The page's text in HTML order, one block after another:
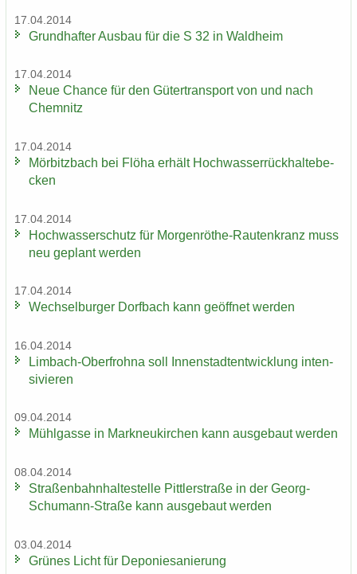
17.04.2014
Grund­haf­ter Aus­bau für die S 32 in Wald­heim
17.04.2014
Neue Chan­ce für den Gü­ter­trans­port von und nach
Chem­nitz
17.04.2014
Mör­bitz­bach bei Flöha er­hält Hoch­was­ser­rück­hal­te­be­
cken
17.04.2014
Hoch­was­ser­schutz für Morgenröthe-​Rautenkranz muss
neu ge­plant wer­den
17.04.2014
Wech­sel­bur­ger Dorf­bach kann ge­öff­net wer­den
16.04.2014
Limbach-​Oberfrohna soll In­nen­stadt­ent­wick­lung in­ten­
si­vie­ren
09.04.2014
Mühl­gas­se in Mark­neu­kir­chen kann aus­ge­baut wer­den
08.04.2014
Stra­ßen­bahn­hal­te­stel­le Pitt­ler­stra­ße in der Georg-​
Schumann-Straße kann aus­ge­baut wer­den
03.04.2014
Grü­nes Licht für De­po­nie­sa­nie­rung